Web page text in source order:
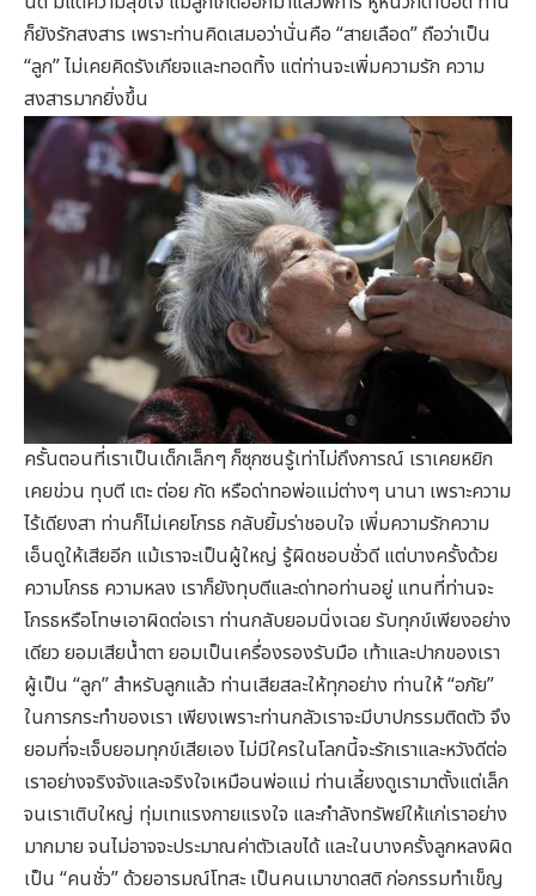
ก็ยังรักสงสาร เพราะท่านคิดเสมอว่านั่นคือ “สายเลือด” ถือว่าเป็น
“ลูก” ไม่เคยคิดรังเกียจและทอดทิ้ง แต่ท่านจะเพิ่มความรัก ความ
สงสารมากยิ่งขึ้น
ครั้นตอนที่เราเป็นเด็กเล็กๆ ก็ซุกซนรู้เท่าไม่ถึงการณ์ เราเคยหยิก
เคยข่วน ทุบตี เตะ ต่อย กัด หรือด่าทอพ่อแม่ต่างๆ นานา เพราะความ
ไร้เดียงสา ท่านก็ไม่เคยโกรธ กลับยิ้มร่าชอบใจ เพิ่มความรักความ
เอ็นดูให้เสียอีก แม้เราจะเป็นผู้ใหญ่ รู้ผิดชอบชั่วดี แต่บางครั้งด้วย
ความโกรธ ความหลง เราก็ยังทุบตีและด่าทอท่านอยู่ แทนที่ท่านจะ
โกรธหรือโทษเอาผิดต่อเรา ท่านกลับยอมนิ่งเฉย รับทุกข์เพียงอย่าง
เดียว ยอมเสียน้ำตา ยอมเป็นเครื่องรองรับมือ เท้าและปากของเรา
ผู้เป็น “ลูก” สำหรับลูกแล้ว ท่านเสียสละให้ทุกอย่าง ท่านให้ “อภัย”
ในการกระทำของเรา เพียงเพราะท่านกลัวเราจะมีบาปกรรมติดตัว จึง
ยอมที่จะเจ็บยอมทุกข์เสียเอง ไม่มีใครในโลกนี้จะรักเราและหวังดีต่อ
เราอย่างจริงจังและจริงใจเหมือนพ่อแม่ ท่านเลี้ยงดูเรามาตั้งแต่เล็ก
จนเราเติบใหญ่ ทุ่มเทแรงกายแรงใจ และกำลังทรัพย์ให้แก่เราอย่าง
มากมาย จนไม่อาจจะประมาณค่าตัวเลขได้ และในบางครั้งลูกหลงผิด
เป็น “คนชั่ว” ด้วยอารมณ์โทสะ เป็นคนเมาขาดสติ ก่อกรรมทำเข็ญ